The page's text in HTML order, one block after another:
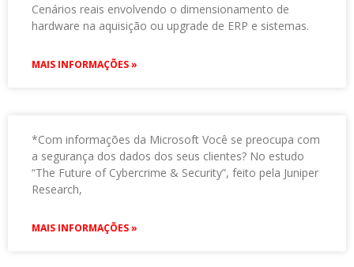
Cenários reais envolvendo o dimensionamento de
hardware na aquisição ou upgrade de ERP e sistemas.
MAIS INFORMAÇÕES »
*Com informações da Microsoft Você se preocupa com
a segurança dos dados dos seus clientes? No estudo
“The Future of Cybercrime & Security”, feito pela Juniper
Research,
MAIS INFORMAÇÕES »